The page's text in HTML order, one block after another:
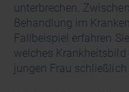
unterbrechen.
Behandlung im
Fallbeispiel erfahren
welches
jungen Frau